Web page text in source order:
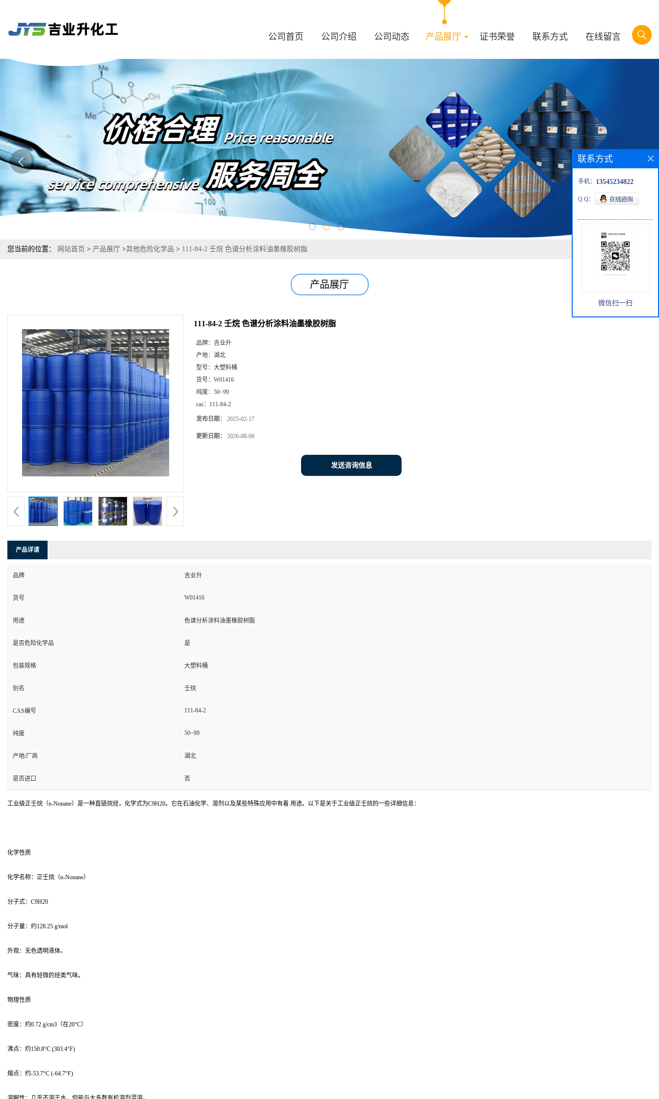
公司首页 公司介绍 公司动态 产品展厅 证书荣誉 联系方式 在线留言
您当前的位置： 网站首页 > 产品展厅 >其他危险化学品 > 111-84-2 壬烷 色谱分析涂料油墨橡胶树脂
产品展厅
111-84-2 壬烷 色谱分析涂料油墨橡胶树脂
品牌： 吉业升
产地： 湖北
型号： 大塑料桶
货号： W01416
纯度： 50~99
cas： 111-84-2
发布日期： 2025-02-17
更新日期： 2026-08-06
发送咨询信息
产品详请
品牌 吉业升
货号 W01416
用途 色谱分析涂料油墨橡胶树脂
是否危险化学品 是
包装规格 大塑料桶
别名 壬烷
CAS编号 111-84-2
纯度 50~99
产地/厂商 湖北
是否进口 否
工业级正壬烷（n-Nonane）是一种直链烷烃，化学式为C9H20。它在石油化学、溶剂以及某些特殊应用中有着 用途。以下是关于工业级正壬烷的一些详细信息：
化学性质
化学名称：正壬烷（n-Nonane）
分子式：C9H20
分子量：约128.25 g/mol
外观：无色透明液体。
气味：具有轻微的烃类气味。
物理性质
密度：约0.72 g/cm3（在20°C）
沸点：约150.8°C (303.4°F)
熔点：约-53.7°C (-64.7°F)
联系方式
手机： 13545234822
Q Q：
微信扫一扫